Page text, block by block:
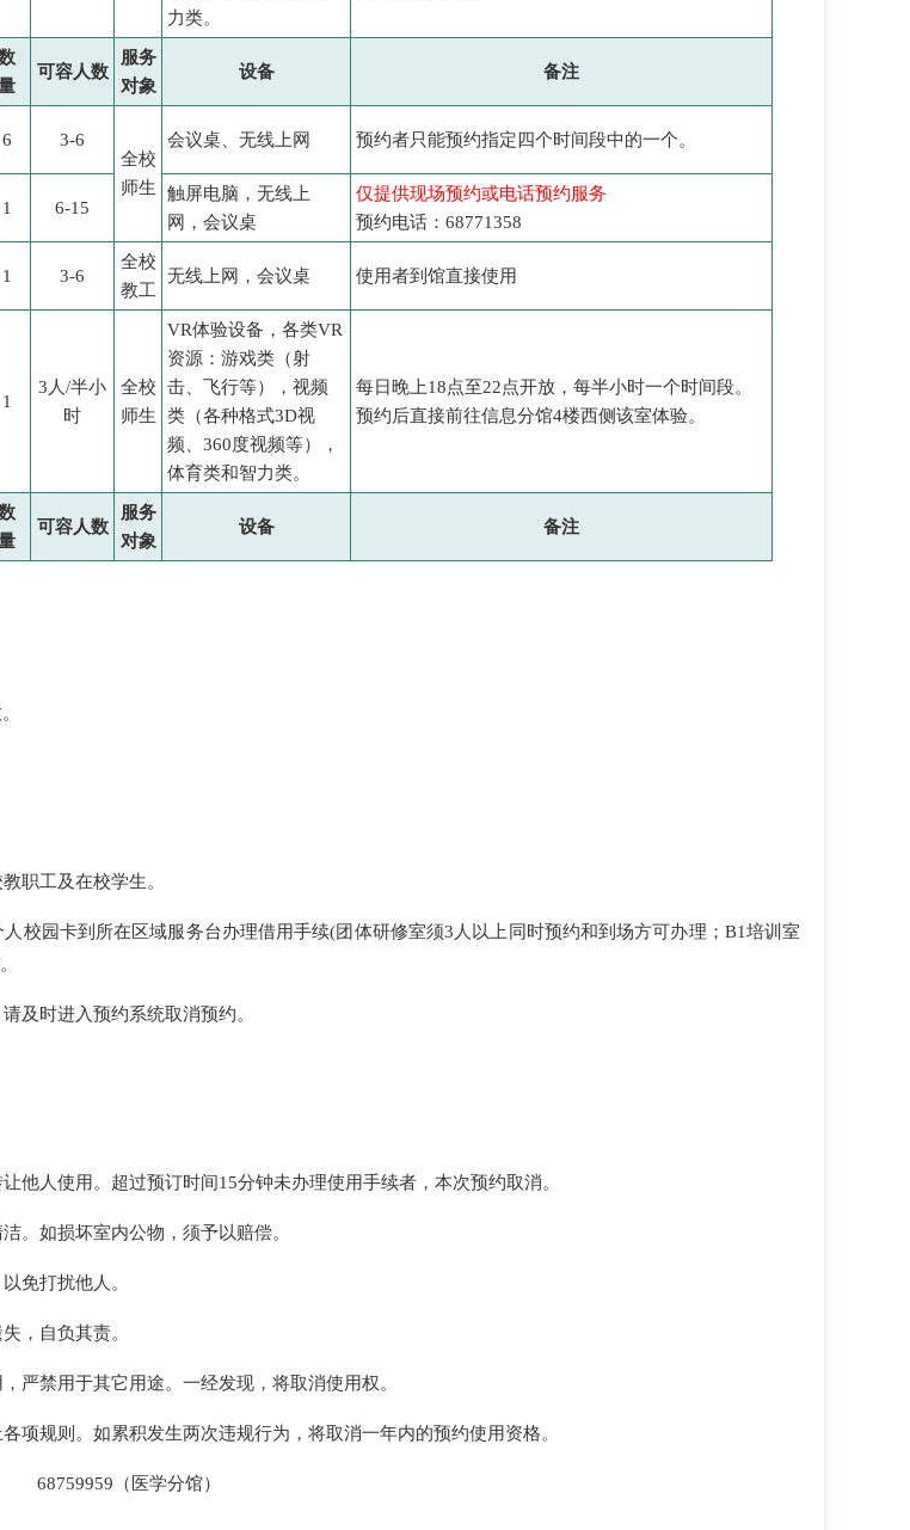
力类。
可容人数
服务
对象
设备 备注
6
3-6
全校
师生
会议桌、无线上网 预约者只能预约指定四个时间段中的一个。
1 6-15
触屏电脑，无线上
网，会议桌
仅提供现场预约或电话预约服务
预约电话：68771358
1 3-6
全校
教工
无线上网，会议桌 使用者到馆直接使用
1
3人/半小
时
全校
师生
VR体验设备，各类VR
资源：游戏类（射
击、飞行等），视频
类（各种格式3D视
频、360度视频等），
体育类和智力类。
每日晚上18点至22点开放，每半小时一个时间段。
预约后直接前往信息分馆4楼西侧该室体验。
可容人数
服务
对象
设备 备注
职工及在校学生。
校园卡到所在区域服务台办理借用手续(团体研修室须3人以上同时预约和到场方可办理；B1培训室
及时进入预约系统取消预约。
他人使用。超过预订时间15分钟未办理使用手续者，本次预约取消。
。如损坏室内公物，须予以赔偿。
免打扰他人。
，自负其责。
严禁用于其它用途。一经发现，将取消使用权。
项规则。如累积发生两次违规行为，将取消一年内的预约使用资格。
68759959（医学分馆）